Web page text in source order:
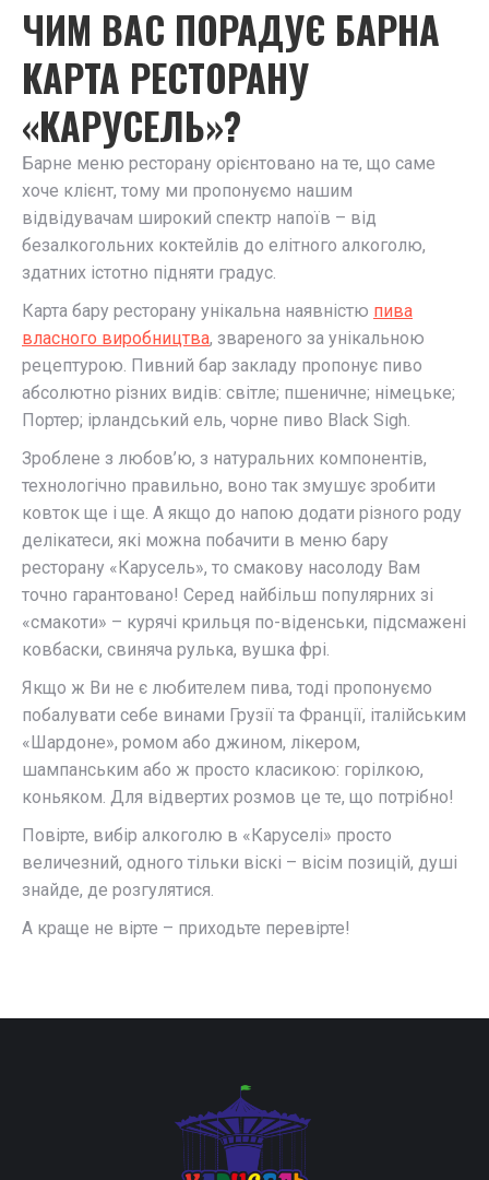
ЧИМ ВАС ПОРАДУЄ БАРНА
КАРТА РЕСТОРАНУ
«КАРУСЕЛЬ»?
Барне меню ресторану орієнтовано на те, що саме
хоче клієнт, тому ми пропонуємо нашим
відвідувачам широкий спектр напоїв – від
безалкогольних коктейлів до елітного алкоголю,
здатних істотно підняти градус.
Карта бару ресторану унікальна наявністю пива
власного виробництва, звареного за унікальною
рецептурою. Пивний бар закладу пропонує пиво
абсолютно різних видів: світле; пшеничне; німецьке;
Портер; ірландський ель, чорне пиво Black Sigh.
Зроблене з любов’ю, з натуральних компонентів,
технологічно правильно, воно так змушує зробити
ковток ще і ще. А якщо до напою додати різного роду
делікатеси, які можна побачити в меню бару
ресторану «Карусель», то смакову насолоду Вам
точно гарантовано! Серед найбільш популярних зі
«смакоти» – курячі крильця по-віденськи, підсмажені
ковбаски, свиняча рулька, вушка фрі.
Якщо ж Ви не є любителем пива, тоді пропонуємо
побалувати себе винами Грузії та Франції, італійським
«Шардоне», ромом або джином, лікером,
шампанським або ж просто класикою: горілкою,
коньяком. Для відвертих розмов це те, що потрібно!
Повірте, вибір алкоголю в «Каруселі» просто
величезний, одного тільки віскі – вісім позицій, душі
знайде, де розгулятися.
А краще не вірте – приходьте перевірте!